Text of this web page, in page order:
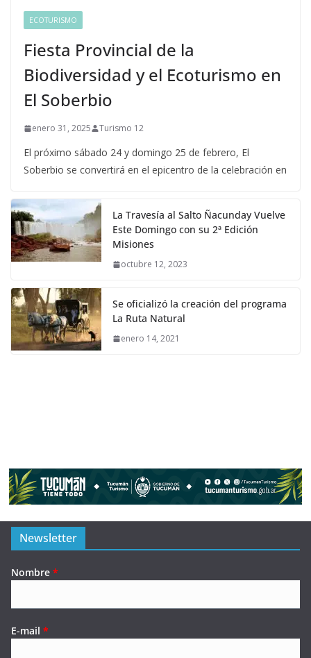
ECOTURISMO
Fiesta Provincial de la
Biodiversidad y el Ecoturismo en
El Soberbio
enero 31, 2025 Turismo 12
El próximo sábado 24 y domingo 25 de febrero, El
Soberbio se convertirá en el epicentro de la celebración en
La Travesía al Salto Ñacunday Vuelve
Este Domingo con su 2ª Edición
Misiones
octubre 12, 2023
Se oficializó la creación del programa
La Ruta Natural
enero 14, 2021
Newsletter
Nombre *
E-mail *